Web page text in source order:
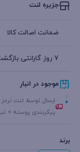
جزیره لنت
ضمانت اصالت کالا
7 روز گارانتی بازگشت وجه
موجود در انبار
ارسال توسط لنت
پیکربندی پوسته >
برند